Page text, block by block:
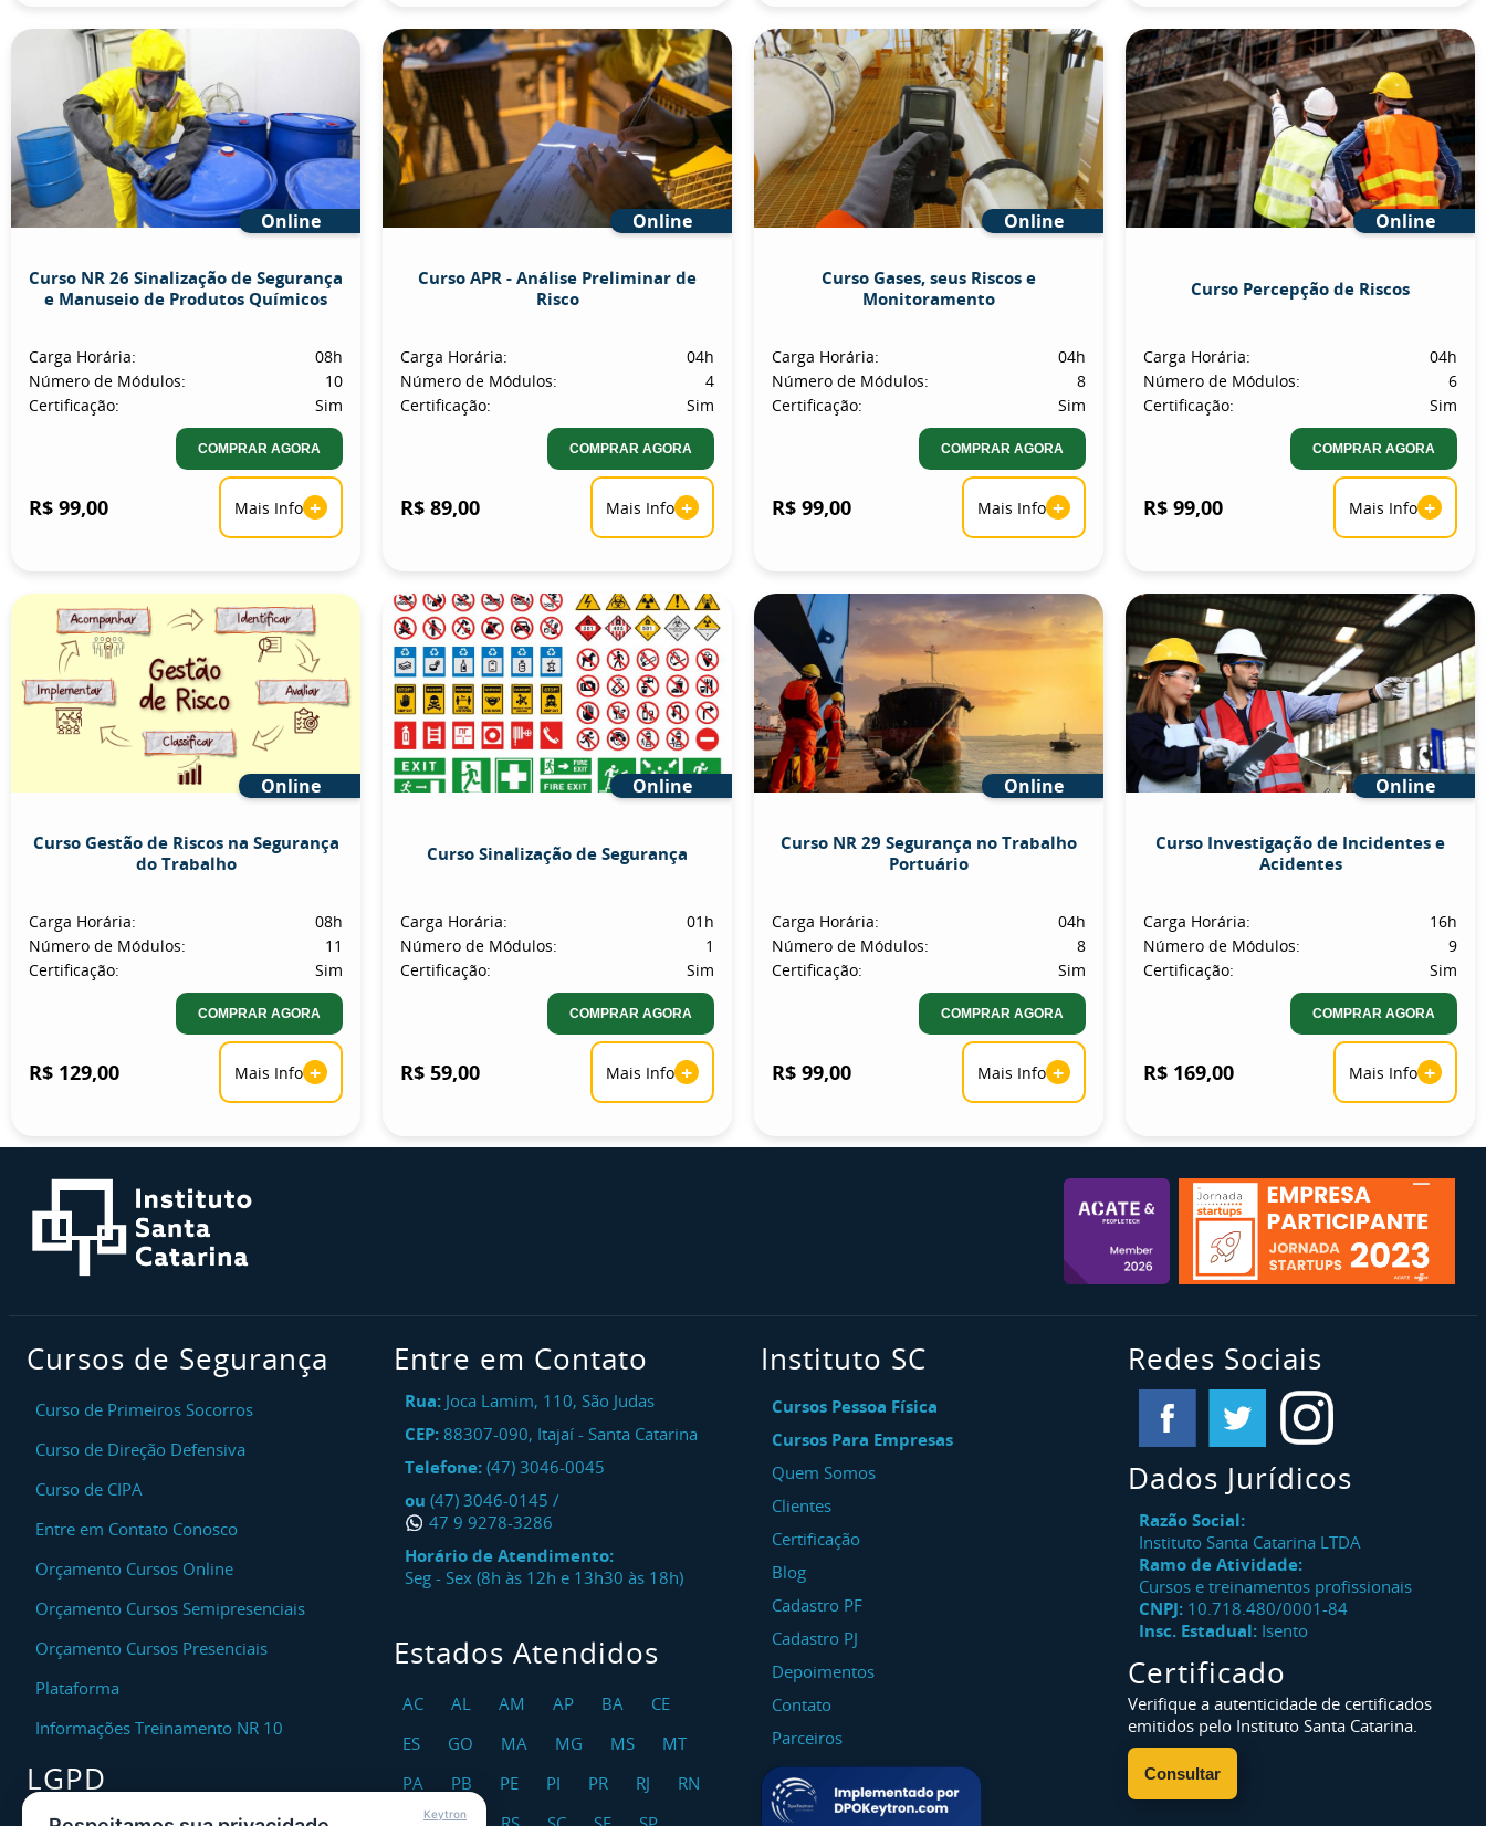
Online
Curso NR 26 Sinalização de Segurança
e Manuseio de Produtos Químicos
Carga Horária:
08h
Número de Módulos:
10
Certificação:
Sim
COMPRAR AGORA
R$ 99,00 Mais Info +
Online
Curso APR - Análise Preliminar de
Risco
Carga Horária:
04h
Número de Módulos:
4
Certificação:
Sim
COMPRAR AGORA
R$ 89,00 Mais Info +
Online
Curso Gases, seus Riscos e
Monitoramento
Carga Horária:
04h
Número de Módulos:
8
Certificação:
Sim
COMPRAR AGORA
R$ 99,00 Mais Info +
Online
Curso Percepção de Riscos
Carga Horária:
04h
Número de Módulos:
6
Certificação:
Sim
COMPRAR AGORA
R$ 99,00 Mais Info +
Online
Curso Gestão de Riscos na Segurança
do Trabalho
Carga Horária:
08h
Número de Módulos:
11
Certificação:
Sim
COMPRAR AGORA
R$ 129,00 Mais Info +
Online
Curso Sinalização de Segurança
Carga Horária:
01h
Número de Módulos:
1
Certificação:
Sim
COMPRAR AGORA
R$ 59,00 Mais Info +
Online
Curso NR 29 Segurança no Trabalho
Portuário
Carga Horária:
04h
Número de Módulos:
8
Certificação:
Sim
COMPRAR AGORA
R$ 99,00 Mais Info +
Online
Curso Investigação de Incidentes e
Acidentes
Carga Horária:
16h
Número de Módulos:
9
Certificação:
Sim
COMPRAR AGORA
R$ 169,00 Mais Info +
Cursos de Segurança
Curso de Primeiros Socorros
Curso de Direção Defensiva
Curso de CIPA
Entre em Contato Conosco
Orçamento Cursos Online
Orçamento Cursos Semipresenciais
Orçamento Cursos Presenciais
Plataforma
Informações Treinamento NR 10
LGPD
Entre em Contato
Rua: Joca Lamim, 110, São Judas
CEP: 88307-090, Itajaí - Santa Catarina
Telefone: (47) 3046-0045
ou (47) 3046-0145 /
47 9 9278-3286
Horário de Atendimento:
Seg - Sex (8h às 12h e 13h30 às 18h)
Estados Atendidos
AC AL AM AP BA
CE
ES
GO MA MG MS
MT
PA
PB PE PI PR RJ
RN
Instituto SC
Cursos Pessoa Física
Cursos Para Empresas
Quem Somos
Clientes
Certificação
Blog
Cadastro PF
Cadastro PJ
Depoimentos
Contato
Parceiros
Redes Sociais
Dados Jurídicos
Razão Social:
Instituto Santa Catarina LTDA
Ramo de Atividade:
Cursos e treinamentos profissionais
CNPJ: 10.718.480/0001-84
Insc. Estadual: Isento
Certificado
Verifique a autenticidade de certificados
emitidos pelo Instituto Santa Catarina.
Consultar
Keytron